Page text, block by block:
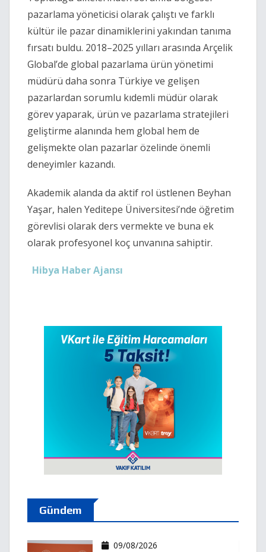
pazarlama yöneticisi olarak çalıştı ve farklı
kültür ile pazar dinamiklerini yakından tanıma
fırsatı buldu. 2018–2025 yılları arasında Arçelik
Global’de global pazarlama ürün yönetimi
müdürü daha sonra Türkiye ve gelişen
pazarlardan sorumlu kıdemli müdür olarak
görev yaparak, ürün ve pazarlama stratejileri
geliştirme alanında hem global hem de
gelişmekte olan pazarlar özelinde önemli
deneyimler kazandı.
Akademik alanda da aktif rol üstlenen Beyhan
Yaşar, halen Yeditepe Üniversitesi’nde öğretim
görevlisi olarak ders vermekte ve buna ek
olarak profesyonel koç unvanına sahiptir.
Hibya Haber Ajansı
Gündem
09/08/2026